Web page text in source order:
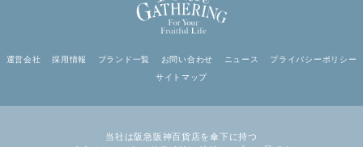
運営会社 採用情報 ブランド一覧 お問い合わせ ニュース
プライバシーポリシー
サイトマップ
当社は阪急阪神百貨店を傘下に持つ